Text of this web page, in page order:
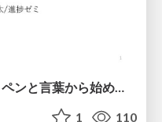
言葉の格闘技のススメ～紙とペンと言葉から始める、キャリアの描き方～
1 110